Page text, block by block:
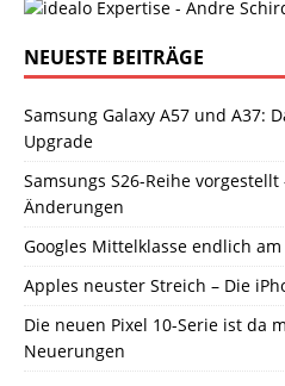
NEUESTE BEITRÄGE
Samsung Galaxy A57 und A37:
Upgrade
Samsungs S26-Reihe
Änderungen
Googles Mittelklasse endlich am
Apples neuster Streich – Die
Die neuen Pixel 10-Serie ist da
Neuerungen